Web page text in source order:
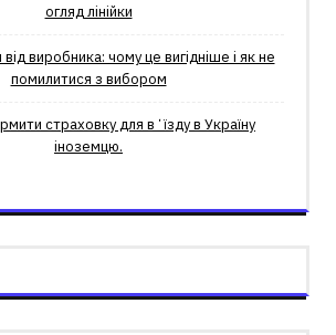
огляд лінійки
виробника: чому це вигідніше і як не
помилитися з вибором
страховку для вʼїзду в Україну
іноземцю.